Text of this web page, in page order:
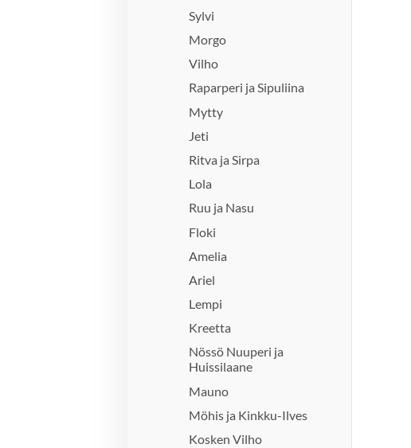
Sylvi
Morgo
Vilho
Raparperi ja Sipuliina
Mytty
Jeti
Ritva ja Sirpa
Lola
Ruu ja Nasu
Floki
Amelia
Ariel
Lempi
Kreetta
Nössö Nuuperi ja
Huissilaane
Mauno
Möhis ja Kinkku-Ilves
Kosken Vilho